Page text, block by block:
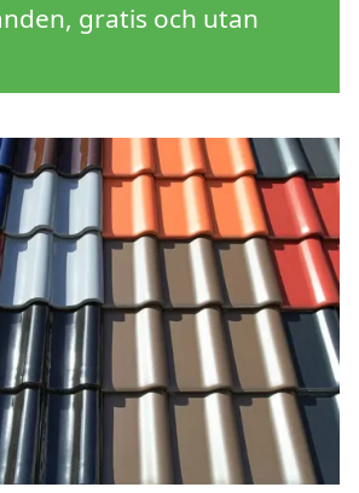
gratis och utan